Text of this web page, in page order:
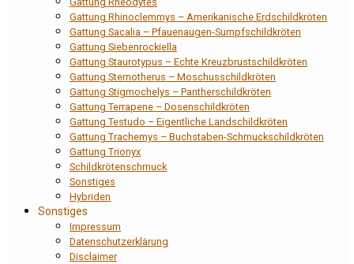
Gattung Rhinoclemmys – Amerikanische Erdschildkröten
Gattung Sacalia – Pfauenaugen-Sumpfschildkröten
Gattung Siebenrockiella
Gattung Staurotypus – Echte Kreuzbrustschildkröten
Gattung Sternotherus – Moschusschildkröten
Gattung Stigmochelys – Pantherschildkröten
Gattung Terrapene – Dosenschildkröten
Gattung Testudo – Eigentliche Landschildkröten
Gattung Trachemys – Buchstaben-Schmuckschildkröten
Gattung Trionyx
Schildkrötenschmuck
Sonstiges
Hybriden
Sonstiges
Impressum
Datenschutzerklärung
Disclaimer